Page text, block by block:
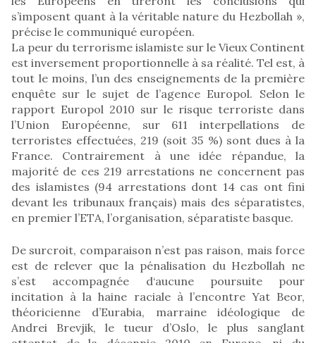
s’imposent quant à la véritable nature du Hezbollah »,
précise le communiqué européen.
La peur du terrorisme islamiste sur le Vieux Continent
est inversement proportionnelle à sa réalité. Tel est, à
tout le moins, l’un des enseignements de la première
enquête sur le sujet de l’agence Europol. Selon le
rapport Europol 2010 sur le risque terroriste dans
l’Union Européenne, sur 611 interpellations de
terroristes effectuées, 219 (soit 35 %) sont dues à la
France. Contrairement à une idée répandue, la
majorité de ces 219 arrestations ne concernent pas
des islamistes (94 arrestations dont 14 cas ont fini
devant les tribunaux français) mais des séparatistes,
en premier l’ETA, l’organisation, séparatiste basque.
De surcroit, comparaison n’est pas raison, mais force
est de relever que la pénalisation du Hezbollah ne
s’est accompagnée d‘aucune poursuite pour
incitation à la haine raciale à l’encontre Yat Beor,
théoricienne d’Eurabia, marraine idéologique de
Andrei Brevjik, le tueur d’Oslo, le plus sanglant